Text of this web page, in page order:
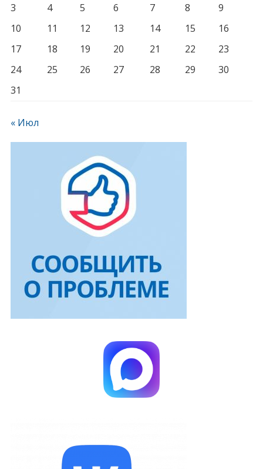
3
4 5 6 7 8
9
10
11 12 13 14 15
16
17
18 19 20 21 22
23
24
25 26 27 28 29
30
31
« Июл